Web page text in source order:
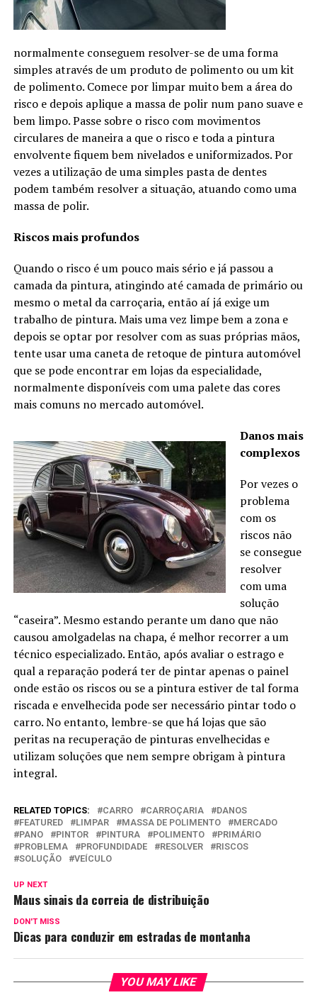
normalmente conseguem resolver-se de uma forma
simples através de um produto de polimento ou um kit
de polimento. Comece por limpar muito bem a área do
risco e depois aplique a massa de polir num pano suave e
bem limpo. Passe sobre o risco com movimentos
circulares de maneira a que o risco e toda a pintura
envolvente fiquem bem nivelados e uniformizados. Por
vezes a utilização de uma simples pasta de dentes
podem também resolver a situação, atuando como uma
massa de polir.
Riscos mais profundos
Quando o risco é um pouco mais sério e já passou a
camada da pintura, atingindo até camada de primário ou
mesmo o metal da carroçaria, então aí já exige um
trabalho de pintura. Mais uma vez limpe bem a zona e
depois se optar por resolver com as suas próprias mãos,
tente usar uma caneta de retoque de pintura automóvel
que se pode encontrar em lojas da especialidade,
normalmente disponíveis com uma palete das cores
mais comuns no mercado automóvel.
Danos mais
complexos
Por vezes o
problema
com os
riscos não
se consegue
resolver
com uma
solução
“caseira”. Mesmo estando perante um dano que não
causou amolgadelas na chapa, é melhor recorrer a um
técnico especializado. Então, após avaliar o estrago e
qual a reparação poderá ter de pintar apenas o painel
onde estão os riscos ou se a pintura estiver de tal forma
riscada e envelhecida pode ser necessário pintar todo o
carro. No entanto, lembre-se que há lojas que são
peritas na recuperação de pinturas envelhecidas e
utilizam soluções que nem sempre obrigam à pintura
integral.
RELATED TOPICS: CARRO CARROÇARIA
DANOS
FEATURED
LIMPAR MASSA DE POLIMENTO
MERCADO
PANO
PINTOR PINTURA POLIMENTO
PRIMÁRIO
PROBLEMA
PROFUNDIDADE RESOLVER
RISCOS
SOLUÇÃO
VEÍCULO
UP NEXT
Maus sinais da correia de distribuição
DON'T MISS
Dicas para conduzir em estradas de montanha
YOU MAY LIKE